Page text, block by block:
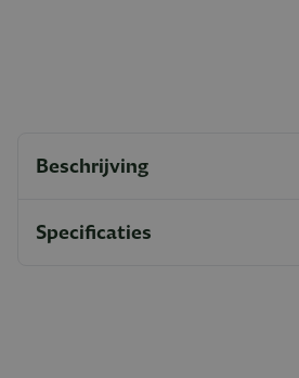
Beschrijving
Specificaties